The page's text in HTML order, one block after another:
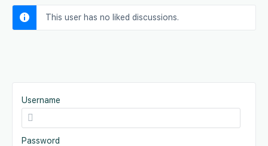
This user has no liked discussions.
Username
Password